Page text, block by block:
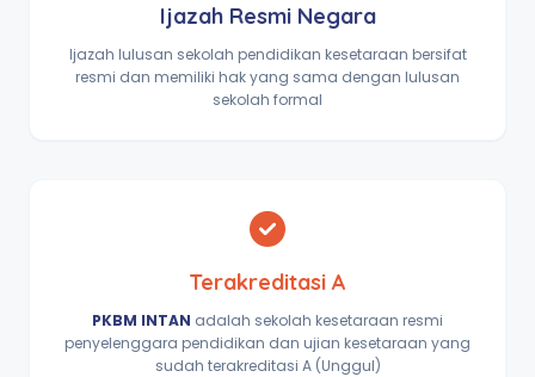
Ijazah Resmi Negara
Ijazah lulusan sekolah pendidikan kesetaraan bersifat
resmi dan memiliki hak yang sama dengan lulusan
sekolah formal
Terakreditasi A
PKBM INTAN adalah sekolah kesetaraan resmi
penyelenggara pendidikan dan ujian kesetaraan yang
sudah terakreditasi A (Unggul)